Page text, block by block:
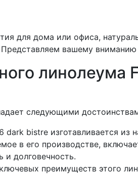
для дома или офиса,
Представляем вашему
линолеума
следующими
bistre изготавливается из
в его производстве,
долговечность.
преимуществ этого